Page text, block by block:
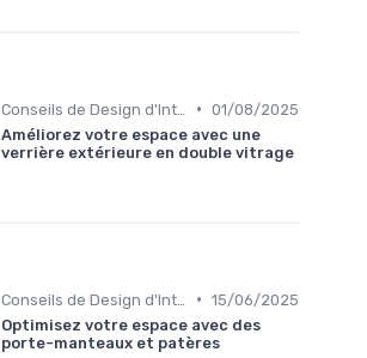
• 01/08/2025
Améliorez votre espace avec une
verrière extérieure en double vitrage
• 15/06/2025
Optimisez votre espace avec des
porte-manteaux et patères